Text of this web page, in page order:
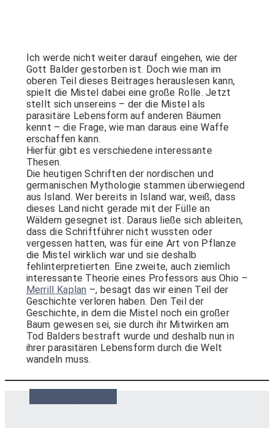
Ich werde nicht weiter darauf eingehen, wie der
Gott Balder gestorben ist. Doch wie man im
oberen Teil dieses Beitrages herauslesen kann,
spielt die Mistel dabei eine große Rolle. Jetzt
stellt sich unsereins – der die Mistel als
parasitäre Lebensform auf anderen Bäumen
kennt – die Frage, wie man daraus eine Waffe
erschaffen kann.
Hierfür gibt es verschiedene interessante
Thesen.
Die heutigen Schriften der nordischen und
germanischen Mythologie stammen überwiegend
aus Island. Wer bereits in Island war, weiß, dass
dieses Land nicht gerade mit der Fülle an
Wäldern gesegnet ist. Daraus ließe sich ableiten,
dass die Schriftführer nicht wussten oder
vergessen hatten, was für eine Art von Pflanze
die Mistel wirklich war und sie deshalb
fehlinterpretierten. Eine zweite, auch ziemlich
interessante Theorie eines Professors aus Ohio –
Merrill Kaplan –, besagt das wir einen Teil der
Geschichte verloren haben. Den Teil der
Geschichte, in dem die Mistel noch ein großer
Baum gewesen sei, sie durch ihr Mitwirken am
Tod Balders bestraft wurde und deshalb nun in
ihrer parasitären Lebensform durch die Welt
wandeln muss.